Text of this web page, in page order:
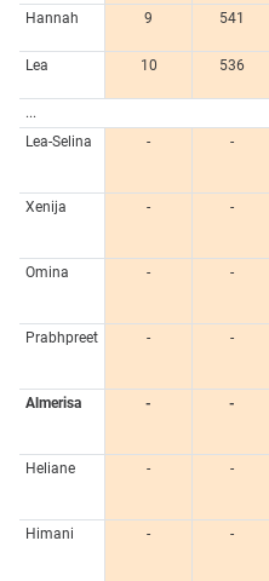
Hannah
9 541
Lea
10 536
...
Lea-Selina
- -
Xenija
- -
Omina
- -
Prabhpreet
- -
Almerisa
- -
Heliane
- -
Himani
- -